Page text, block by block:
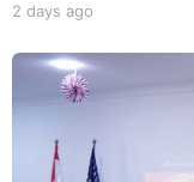
2 days ago
a
g
o